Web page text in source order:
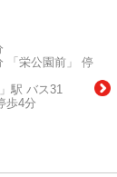
「栄公園前」 停
駅 バス31
歩4分